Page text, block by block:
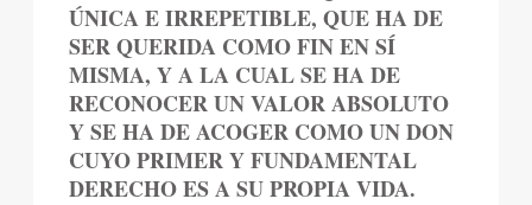
ÚNICA E IRREPETIBLE, QUE HA DE
SER QUERIDA COMO FIN EN SÍ
MISMA, Y A LA CUAL SE HA DE
RECONOCER UN VALOR ABSOLUTO
Y SE HA DE ACOGER COMO UN DON
CUYO PRIMER Y FUNDAMENTAL
DERECHO ES A SU PROPIA VIDA.